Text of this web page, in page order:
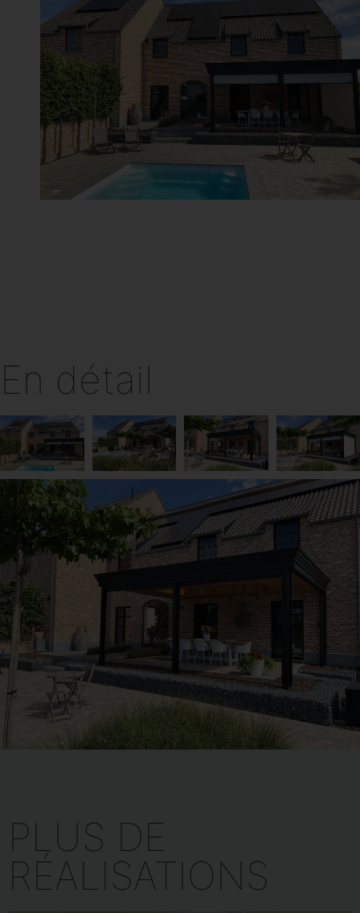
En détail
PLUS DE
RÉALISATIONS